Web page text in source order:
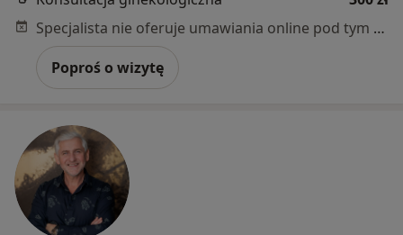
Specjalista nie oferuje umawiania online pod tym adresem.
Poproś o wizytę